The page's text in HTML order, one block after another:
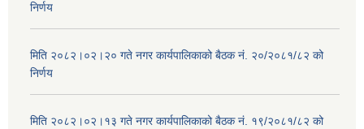
निर्णय
मिति २०८२।०२।२० गते नगर कार्यपालिकाको बैठक नं. २०/२०८१/८२ को
निर्णय
मिति २०८२।०२।१३ गते नगर कार्यपालिकाको बैठक नं. १९/२०८१/८२ को